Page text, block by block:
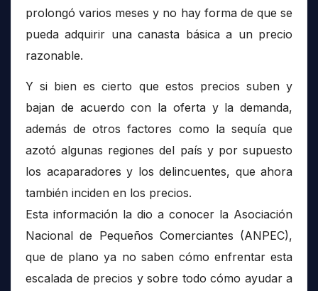
prolongó varios meses y no hay forma de que se
pueda adquirir una canasta básica a un precio
razonable.
Y si bien es cierto que estos precios suben y
bajan de acuerdo con la oferta y la demanda,
además de otros factores como la sequía que
azotó algunas regiones del país y por supuesto
los acaparadores y los delincuentes, que ahora
también inciden en los precios.
Esta información la dio a conocer la Asociación
Nacional de Pequeños Comerciantes (ANPEC),
que de plano ya no saben cómo enfrentar esta
escalada de precios y sobre todo cómo ayudar a